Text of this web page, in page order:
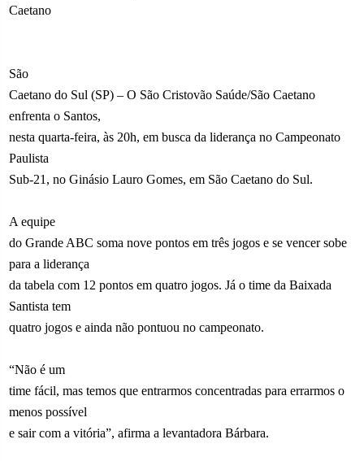
Caetano
São
Caetano do Sul (SP) – O São Cristovão Saúde/São Caetano
enfrenta o Santos,
nesta quarta-feira, às 20h, em busca da liderança no Campeonato
Paulista
Sub-21, no Ginásio Lauro Gomes, em São Caetano do Sul.
A equipe
do Grande ABC soma nove pontos em três jogos e se vencer sobe
para a liderança
da tabela com 12 pontos em quatro jogos. Já o time da Baixada
Santista tem
quatro jogos e ainda não pontuou no campeonato.
“Não é um
time fácil, mas temos que entrarmos concentradas para errarmos o
menos possível
e sair com a vitória”, afirma a levantadora Bárbara.